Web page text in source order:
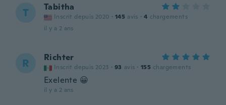
T Tabitha
Inscrit depuis 2020 · 145 avis · 4 chargements
il y a 2 ans
R Richter
Inscrit depuis 2023 · 93 avis · 155 chargements
Exelente 😀
il y a 2 ans